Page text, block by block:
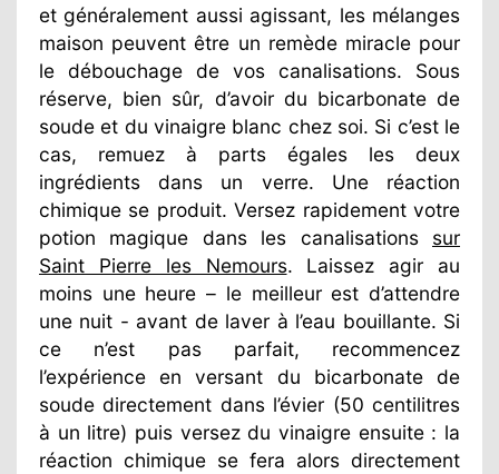
et généralement aussi agissant, les mélanges
maison peuvent être un remède miracle pour
le débouchage de vos canalisations. Sous
réserve, bien sûr, d’avoir du bicarbonate de
soude et du vinaigre blanc chez soi. Si c’est le
cas, remuez à parts égales les deux
ingrédients dans un verre. Une réaction
chimique se produit. Versez rapidement votre
potion magique dans les canalisations sur
Saint Pierre les Nemours. Laissez agir au
moins une heure – le meilleur est d’attendre
une nuit - avant de laver à l’eau bouillante. Si
ce n’est pas parfait, recommencez
l’expérience en versant du bicarbonate de
soude directement dans l’évier (50 centilitres
à un litre) puis versez du vinaigre ensuite : la
réaction chimique se fera alors directement